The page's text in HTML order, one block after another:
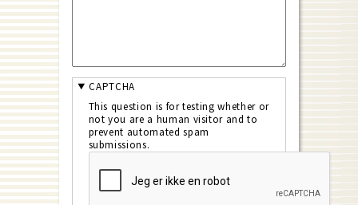
CAPTCHA
This question is for testing whether or
not you are a human visitor and to
prevent automated spam
submissions.